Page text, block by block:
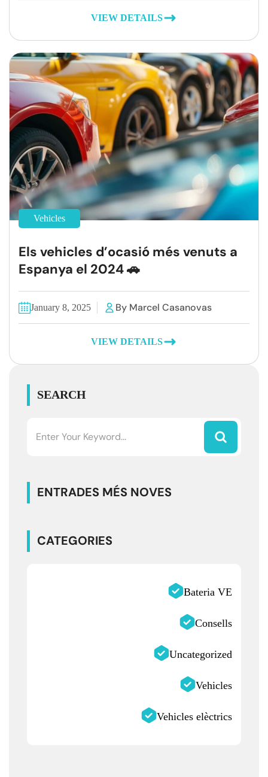
VIEW DETAILS
Vehicles
Els vehicles d’ocasió més venuts a
Espanya el 2024 🚗
January 8, 2025 By Marcel Casanovas
VIEW DETAILS
SEARCH
ENTRADES MÉS NOVES
CATEGORIES
Bateria VE
Consells
Uncategorized
Vehicles
Vehicles elèctrics